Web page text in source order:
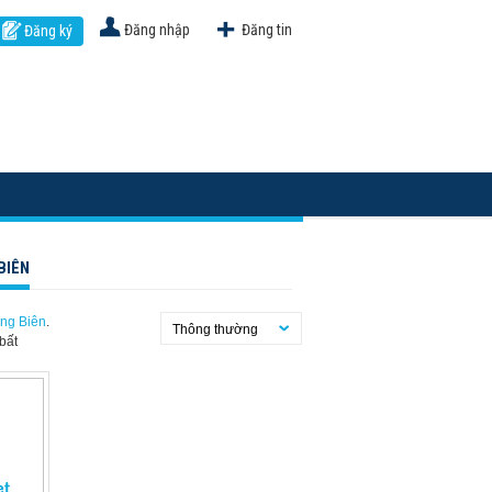
Đăng tin
Đăng nhập
Đăng ký
Biên.
bất
Thông thường